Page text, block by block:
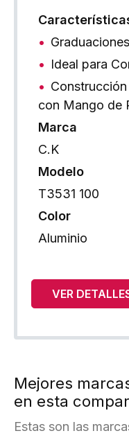
Ideal para
con Mango de
Marca
C.K
Modelo
T3531 100
Color
Aluminio
VER
Mejores
en esta
Estas son las